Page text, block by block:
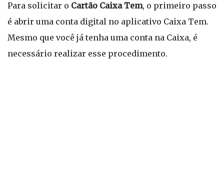
Para solicitar o Cartão Caixa Tem, o primeiro passo
é abrir uma conta digital no aplicativo Caixa Tem.
Mesmo que você já tenha uma conta na Caixa, é
necessário realizar esse procedimento.